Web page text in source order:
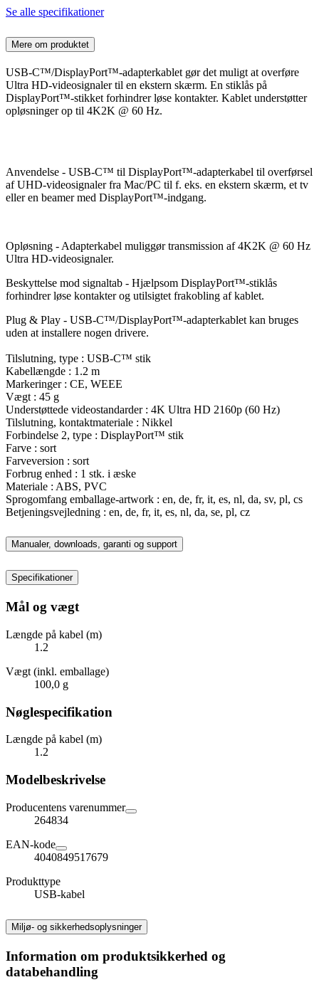
Se alle specifikationer
Mere om produktet
USB-C™/DisplayPort™-adapterkablet gør det muligt at overføre
Ultra HD-videosignaler til en ekstern skærm. En stiklås på
DisplayPort™-stikket forhindrer løse kontakter. Kablet understøtter
opløsninger op til 4K2K @ 60 Hz.
Anvendelse - USB-C™ til DisplayPort™-adapterkabel til overførsel
af UHD-videosignaler fra Mac/PC til f. eks. en ekstern skærm, et tv
eller en beamer med DisplayPort™-indgang.
Opløsning - Adapterkabel muliggør transmission af 4K2K @ 60 Hz
Ultra HD-videosignaler.
Beskyttelse mod signaltab - Hjælpsom DisplayPort™-stiklås
forhindrer løse kontakter og utilsigtet frakobling af kablet.
Plug & Play - USB-C™/DisplayPort™-adapterkablet kan bruges
uden at installere nogen drivere.
Tilslutning, type : USB-C™ stik
Kabellængde : 1.2 m
Markeringer : CE, WEEE
Vægt : 45 g
Understøttede videostandarder : 4K Ultra HD 2160p (60 Hz)
Tilslutning, kontaktmateriale : Nikkel
Forbindelse 2, type : DisplayPort™ stik
Farve : sort
Farveversion : sort
Forbrug enhed : 1 stk. i æske
Materiale : ABS, PVC
Sprogomfang emballage-artwork : en, de, fr, it, es, nl, da, sv, pl, cs
Betjeningsvejledning : en, de, fr, it, es, nl, da, se, pl, cz
Manualer, downloads, garanti og support
Specifikationer
Mål og vægt
Længde på kabel (m)
1.2
Vægt (inkl. emballage)
100,0 g
Nøglespecifikation
Længde på kabel (m)
1.2
Modelbeskrivelse
Producentens varenummer
264834
EAN-kode
4040849517679
Produkttype
USB-kabel
Miljø- og sikkerhedsoplysninger
Information om produktsikkerhed og
databehandling